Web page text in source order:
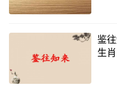
鉴
生肖